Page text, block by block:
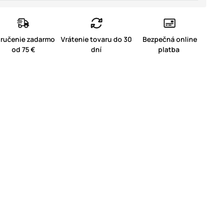
zadarmo
od 75 €
Vrátenie tovaru do 30
dní
Bezpečná online
platba